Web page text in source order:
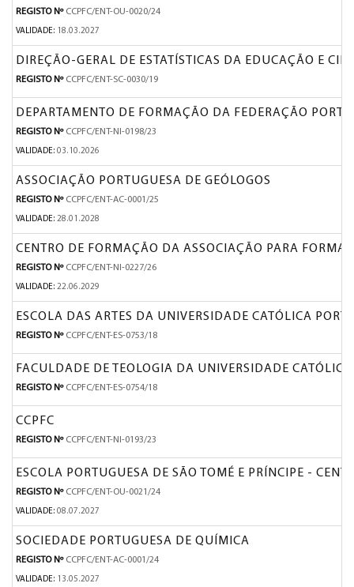
REGISTO NºCCPFC/ENT-OU-0020/24
VALIDADE: 18.03.2027
DIREÇÃO-GERAL DE ESTATÍSTICAS DA EDUCAÇÃO E
REGISTO NºCCPFC/ENT-SC-0030/19
DEPARTAMENTO DE FORMAÇÃO DA FEDERAÇÃO
REGISTO NºCCPFC/ENT-NI-0198/23
VALIDADE: 03.10.2026
ASSOCIAÇÃO PORTUGUESA DE GEÓLOGOS
REGISTO NºCCPFC/ENT-AC-0001/25
VALIDADE: 28.01.2028
CENTRO DE FORMAÇÃO DA ASSOCIAÇÃO PARA
REGISTO NºCCPFC/ENT-NI-0227/26
VALIDADE: 22.06.2029
ESCOLA DAS ARTES DA UNIVERSIDADE CATÓLICA
REGISTO NºCCPFC/ENT-ES-0753/18
FACULDADE DE TEOLOGIA DA UNIVERSIDADE
REGISTO NºCCPFC/ENT-ES-0754/18
CCPFC
REGISTO NºCCPFC/ENT-NI-0193/23
ESCOLA PORTUGUESA DE SÃO TOMÉ E PRÍNCIPE -
REGISTO NºCCPFC/ENT-OU-0021/24
VALIDADE: 08.07.2027
SOCIEDADE PORTUGUESA DE QUÍMICA
REGISTO NºCCPFC/ENT-AC-0001/24
VALIDADE: 13.05.2027